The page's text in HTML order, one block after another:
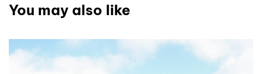
You may also like